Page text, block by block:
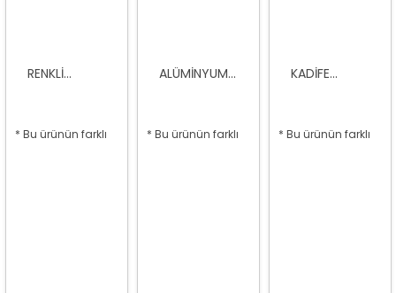
RENKLI...
* Bu ürünün farklı
ALÜMINYUM...
* Bu ürünün farklı
KADIFE...
* Bu ürünün farklı